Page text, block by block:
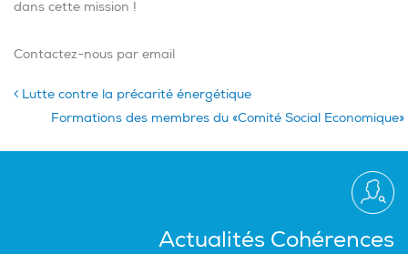
dans cette mission !
Contactez-nous par email
Lutte contre la précarité énergétique
Formations des membres du «Comité Social Economique»
Actualités Cohérences